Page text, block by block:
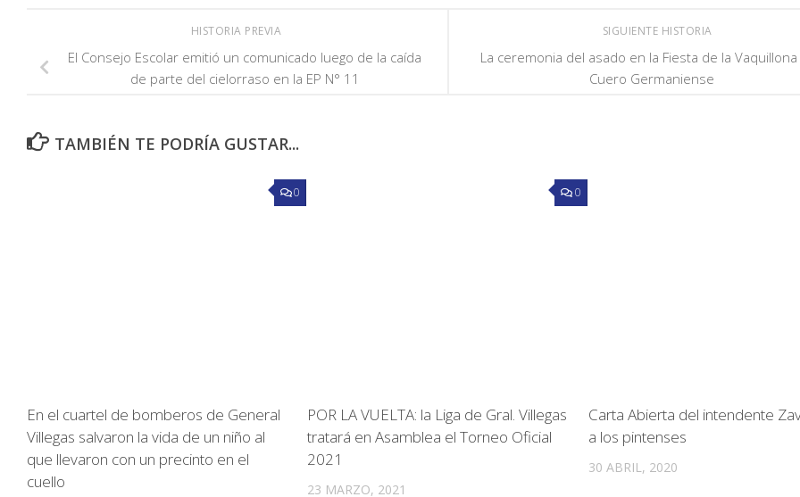
SIGUIENTE HISTORIA
La ceremonia del asado en la Fiesta de la
Cuero Germaniense
HISTORIA PREVIA
El Consejo Escolar emitió un comunicado luego de la caída
de parte del cielorraso en la EP N° 11
TAMBIÉN TE PODRÍA GUSTAR...
0
En el cuartel de bomberos de General
Villegas salvaron la vida de un niño al
que llevaron con un precinto en el
cuello
0
POR LA VUELTA: la Liga de Gral. Villegas
tratará en Asamblea el Torneo Oficial
2021
23 MARZO, 2021
Carta Abierta del intendente
a los pintenses
30 ABRIL, 2020